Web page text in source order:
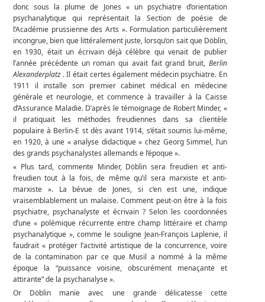
donc sous la plume de Jones « un psychiatre d’orientation
psychanalytique qui représentait la Section de poésie de
l’Académie prussienne des Arts ». Formulation particulièrement
incongrue, bien que littéralement juste, lorsqu’on sait que Döblin,
en 1930, était un écrivain déjà célèbre qui venait de publier
l’année précédente un roman qui avait fait grand bruit, Berlin
Alexanderplatz. Il était certes également médecin psychiatre. En
1911 il installe son premier cabinet médical en médecine
générale et neurologie, et commence à travailler à la Caisse
d’Assurance Maladie. D’après le témoignage de Robert Minder, «
il pratiquait les méthodes freudiennes dans sa clientèle
populaire à Berlin-E st dès avant 1914, s’était soumis lui-même,
en 1920, à une « analyse didactique » chez Georg Simmel, l’un
des grands psychanalystes allemands e l’époque ».
« Plus tard, commente Minder, Döblin sera freudien et anti-
freudien tout à la fois, de même qu’il sera marxiste et anti-
marxiste ». La bévue de Jones, si c’en est une, indique
vraisemblablement un malaise. Comment peut-on être à la fois
psychiatre, psychanalyste et écrivain ? Selon les coordonnées
d’une « polémique récurrente entre champ littéraire et champ
psychanalytique », comme le souligne Jean-François Laplenie, il
faudrait « protéger l’activité artistique de la concurrence, voire
de la contamination par ce que Musil a nommé à la même
époque la “puissance voisine, obscurément menaçante et
attirante” de la psychanalyse ».
Or Döblin manie avec une grande délicatesse cette